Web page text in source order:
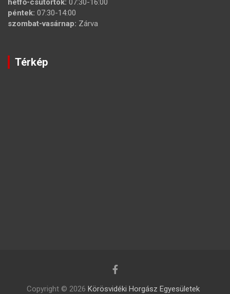
hétfő-csütörtök: 07:30-16:00
péntek: 07:30-14:00
szombat-vasárnap: Zárva
Térkép
Copyright © 2026 Körösvidéki Horgász Egyesületek